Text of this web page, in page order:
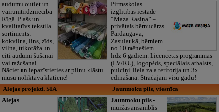
audumu outlet un
vairumtirdzniecība
Rīgā. Plašs un
kvalitatīvs tekstila
sortiments:
kokvilna, lins, zīds,
vilna, trikotāža un
citi audumi šūšanai
vai ražošanai.
Nāciet un iepazīstieties ar pilnu klāstu
mūsu noliktavā klātienē!
Pirmsskolas
izglītības iestāde
“Maza Rasiņa” –
privātais bērnudārzs
Pārdaugavā,
Zasulaukā, bērniem
no 10 mēnešiem
līdz 6 gadiem. Licencētas programmas
(LV/RU), logopēds, speciālais atbalsts,
pulciņi, liela zaļa teritorija un 3x
ēdināšana. Strādājam visu gadu!
Alejas projekti, SIA
Alejas
Jaunmoku pils, viesnīca
Jaunmoku pils -
muižas ansamblis -